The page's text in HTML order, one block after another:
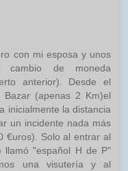
con mi esposa y unos
cambio de moneda
anterior). Desde el
(apenas 2 Km)el
inicialmente la distancia
un incidente nada más
€uros). Solo al entrar al
llamó "español H de P"
una visutería y al